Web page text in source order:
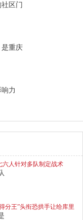
区门
重庆
力
六人针对多队制定战术
分王”头衔恐拱手让给库里